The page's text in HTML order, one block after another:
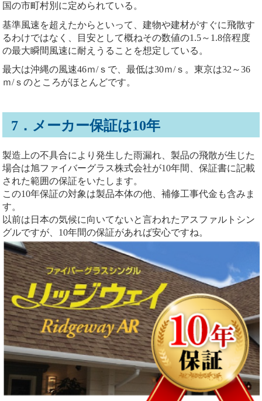
国の市町村別に定められている。
基準風速を超えたからといって、建物や建材がすぐに飛散す
るわけではなく、目安として概ねその数値の1.5～1.8倍程度
の最大瞬間風速に耐えうることを想定している。
最大は沖縄の風速46ｍ/ｓで、最低は30ｍ/ｓ。東京は32～36
ｍ/ｓのところがほとんどです。
7．メーカー保証は10年
製造上の不具合により発生した雨漏れ、製品の飛散が生じた
場合は旭ファイバーグラス株式会社が10年間、保証書に記載
された範囲の保証をいたします。
この10年保証の対象は製品本体の他、補修工事代金も含みま
す。
以前は日本の気候に向いてないと言われたアスファルトシン
グルですが、10年間の保証があれば安心ですね。